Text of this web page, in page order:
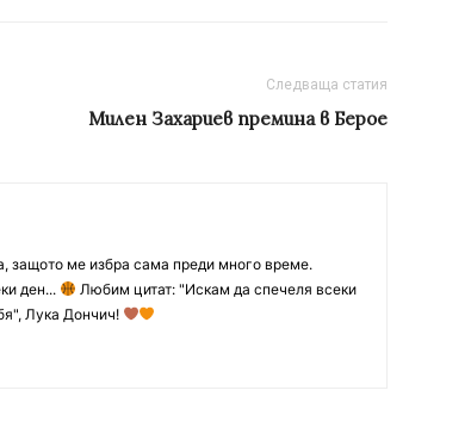
Следваща статия
Милен Захариев премина в Берое
защото ме избра сама преди много време.
ден...
Любим цитат: "Искам да спечеля всеки
Лука Дончич!